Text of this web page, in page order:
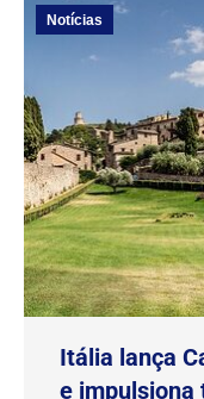
Notícias
Itália lança
e impulsiona